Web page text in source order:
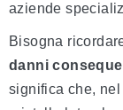
aziende
Bisogna
danni
significa che,